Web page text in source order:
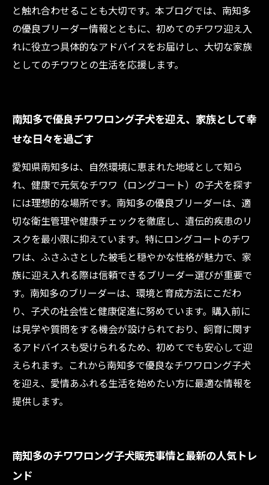
と触れ合わせることも大切です。本ブログでは、南知多
の優良ブリーダー情報とともに、初めてのチワワ迎え入
れに役立つ具体的なアドバイスをお届けし、大切な家族
としてのチワワとの生活を応援します。
南知多で優良チワワロング子犬を迎え、家族として幸
せな日々を過ごす
愛知県南知多は、自然環境に恵まれた地域として知ら
れ、健康で元気なチワワ（ロングコート）の子犬を探す
には理想的な場所です。南知多の優良ブリーダーは、適
切な衛生管理や健康チェックを徹底し、遺伝的疾患のリ
スクを最小限に抑えています。特にロングコートのチワ
ワは、ふさふさとした被毛と穏やかな性格が魅力で、家
族に迎え入れる際は信頼できるブリーダー選びが重要で
す。南知多のブリーダーは、環境と育成方法にこだわ
り、子犬の社会性と健康促進に努めています。購入前に
は見学や質問をする機会が設けられており、飼育に関す
るアドバイスも受けられるため、初めてでも安心して迎
えられます。これから南知多で優良なチワワロング子犬
を迎え、愛情あふれる生活を始めたい方に最適な情報を
提供します。
南知多のチワワロング子犬販売事情と最新の人気トレ
ンド